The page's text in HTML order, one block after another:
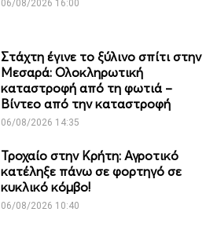
06/08/2026 16:00
Στάχτη έγινε το ξύλινο σπίτι στην
Μεσαρά: Ολοκληρωτική
καταστροφή από τη φωτιά –
Βίντεο από την καταστροφή
06/08/2026 14:35
Τροχαίο στην Κρήτη: Αγροτικό
κατέληξε πάνω σε φορτηγό σε
κυκλικό κόμβο!
06/08/2026 10:40